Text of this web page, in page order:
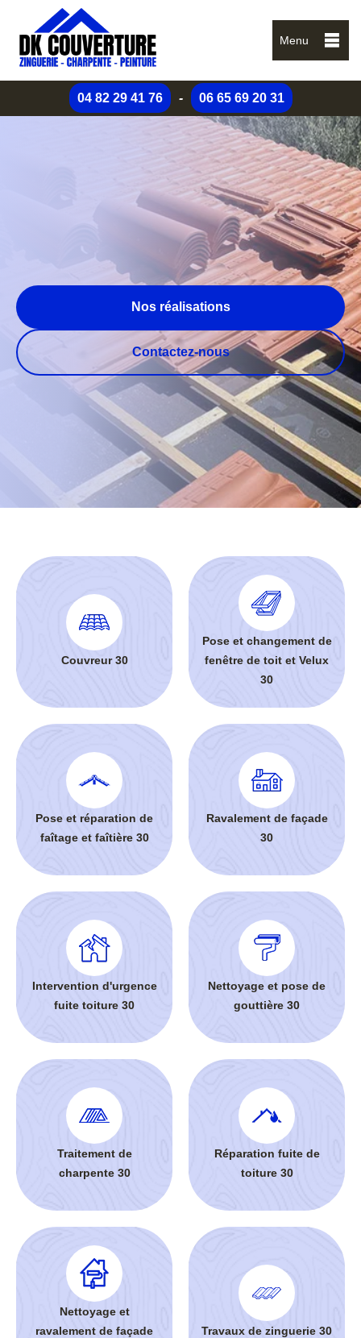
Menu
04 82 29 41 76 - 06 65 69 20 31
Nos réalisations
Contactez-nous
Couvreur 30
Pose et changement de
fenêtre de toit et Velux
30
Pose et réparation de
faîtage et faîtière 30
Ravalement de façade
30
Intervention d'urgence
fuite toiture 30
Nettoyage et pose de
gouttière 30
Traitement de
charpente 30
Réparation fuite de
toiture 30
Nettoyage et
ravalement de façade
Travaux de zinguerie 30